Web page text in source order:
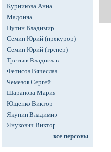
Курникова Анна
Мадонна
Путин Владимир
Семин Юрий (прокурор)
Семин Юрий (тренер)
Третьяк Владислав
Фетисов Вячеслав
Чемезов Сергей
Шарапова Мария
Ющенко Виктор
Якунин Владимир
Янукович Виктор
все персоны